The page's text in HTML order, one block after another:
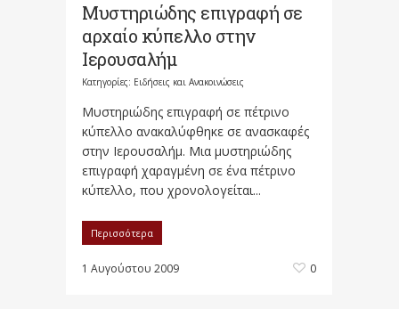
Μυστηριώδης επιγραφή σε
αρχαίο κύπελλο στην
Ιερουσαλήμ
Κατηγορίες: Ειδήσεις και Ανακοινώσεις
Μυστηριώδης επιγραφή σε πέτρινο
κύπελλο ανακαλύφθηκε σε ανασκαφές
στην Ιερουσαλήμ. Μια μυστηριώδης
επιγραφή χαραγμένη σε ένα πέτρινο
κύπελλο, που χρονολογείται...
Περισσότερα
1 Αυγούστου 2009 0